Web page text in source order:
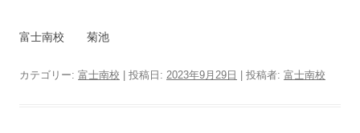
富士南校 菊池
カテゴリー: 富士南校 | 投稿日: 2023年9月29日 投稿者: 富士南校